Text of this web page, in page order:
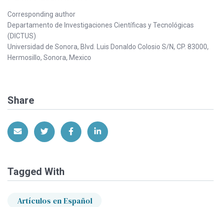
Corresponding author
Departamento de Investigaciones Científicas y Tecnológicas
(DICTUS)
Universidad de Sonora, Blvd. Luis Donaldo Colosio S/N, CP. 83000,
Hermosillo, Sonora, Mexico
Share
Share via EmailShare on Twitter
Share on Facebook
Share on LinkedIn
Tagged With
Artículos en Español